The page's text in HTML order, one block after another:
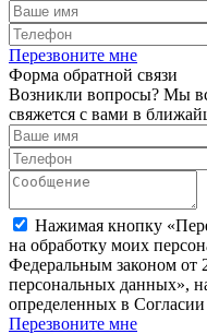
Перезвоните мне
Форма обратной связи
Возникли вопросы? Мы
свяжется с вами в
Нажимая кнопку
на обработку моих
Федеральным законом
персональных данных»,
определенных в
Перезвоните мне